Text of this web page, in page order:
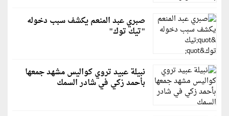
صبري عبد المنعم يكشف سبب دخوله
"تيك توك"
نبيلة عبيد تروي كواليس مشهد جمعها
بأحمد زكي في شادر السمك